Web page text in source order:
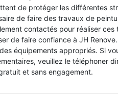
de protéger les différentes
de faire des travaux de
contactés pour réaliser ces
de faire confiance à JH
équipements appropriés. Si
veuillez le téléphoner
et sans engagement.